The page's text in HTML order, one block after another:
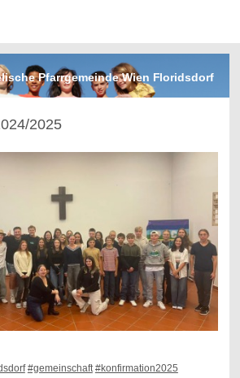
Pfarrgemeinde Wien Floridsdorf
2025
#gemeinschaft #konfirmation2025